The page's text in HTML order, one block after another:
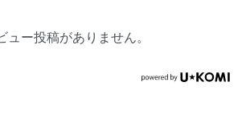
ュー投稿がありません。